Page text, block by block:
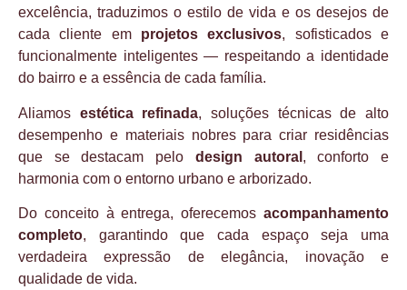
excelência, traduzimos o estilo de vida e os desejos de
cada cliente em projetos exclusivos, sofisticados e
funcionalmente inteligentes — respeitando a identidade
do bairro e a essência de cada família.
Aliamos estética refinada, soluções técnicas de alto
desempenho e materiais nobres para criar residências
que se destacam pelo design autoral , conforto e
harmonia com o entorno urbano e arborizado.
Do conceito à entrega, oferecemos acompanhamento
completo, garantindo que cada espaço seja uma
verdadeira expressão de elegância, inovação e
qualidade de vida.